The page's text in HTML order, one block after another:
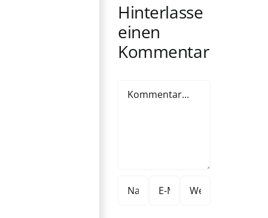
Hinterlasse
einen
Kommentar